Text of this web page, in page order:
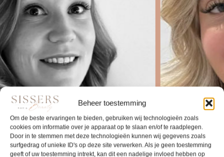
Beheer toestemming
Om de beste ervaringen te bieden, gebruiken wij technologieën zoals
cookies om informatie over je apparaat op te slaan en/of te raadplegen.
Door in te stemmen met deze technologieën kunnen wij gegevens zoals
surfgedrag of unieke ID's op deze site verwerken. Als je geen toestemming
geeft of uw toestemming intrekt, kan dit een nadelige invloed hebben op
KNIPPEN DOE IK MET LIEFDE, MAAR IK WORD ECHT ENTHOUSIAST
VAN HET TOTAALPLAATJE.
DENK AAN KLEUR, STYLING ÉN EXTENSIONS – DE JUISTE LOOK, DE
JUISTE VIBE, DAT MOMENT WAAROP ALLES KLOPT!
IK HOOP JE GRAAG SNEL TE ZIEN!